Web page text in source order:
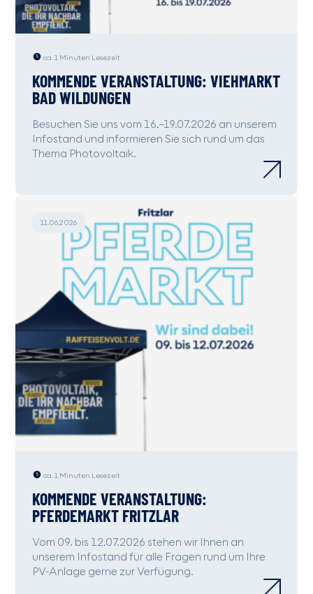
ca. 1 Minuten Lesezeit
KOMMENDE VERANSTALTUNG: VIEHMARKT
BAD WILDUNGEN
Besuchen Sie uns vom 16.–19.07.2026 an unserem
Infostand und informieren Sie sich rund um das
Thema Photovoltaik.
11.06.2026
ca. 1 Minuten Lesezeit
KOMMENDE VERANSTALTUNG:
PFERDEMARKT FRITZLAR
Vom 09. bis 12.07.2026 stehen wir Ihnen an
unserem Infostand für alle Fragen rund um Ihre
PV-Anlage gerne zur Verfügung.